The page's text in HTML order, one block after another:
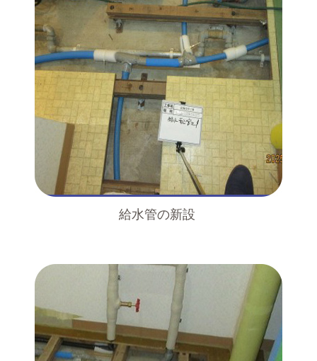
給水管の新設